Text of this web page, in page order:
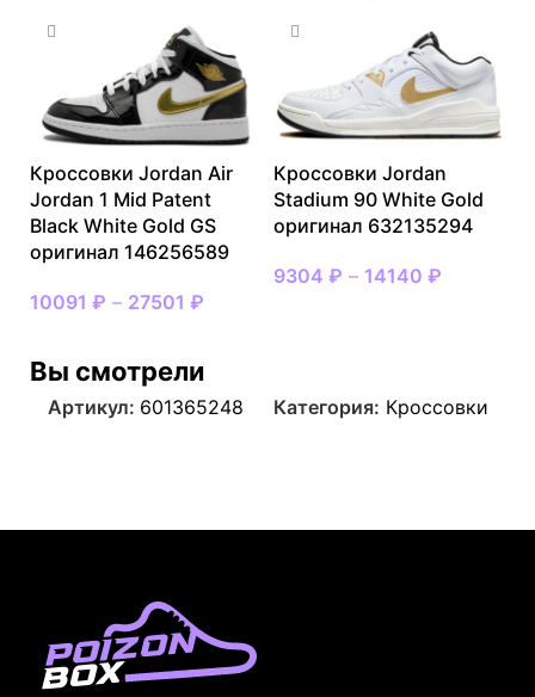
Кроссовки Jordan Air
Jordan 1 Mid Patent
Black White Gold GS
оригинал 146256589
10091 ₽ – 27501 ₽
Кроссовки Jordan
Stadium 90 White Gold
оригинал 632135294
9304 ₽ – 14140 ₽
Вы смотрели
Артикул: 601365248 Категория: Кроссовки